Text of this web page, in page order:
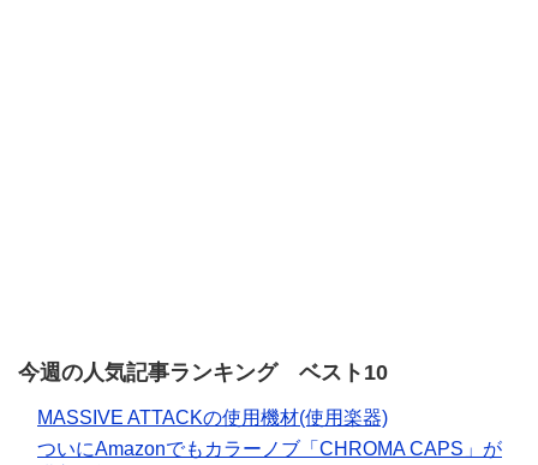
今週の人気記事ランキング ベスト10
MASSIVE ATTACKの使用機材(使用楽器)
ついにAmazonでもカラーノブ「CHROMA CAPS」が